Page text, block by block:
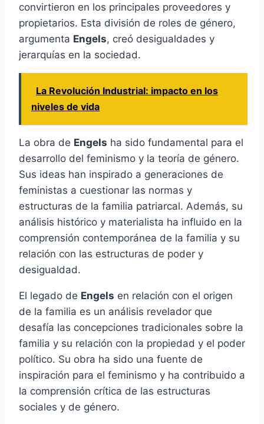
convirtieron en los principales proveedores y
propietarios. Esta división de roles de género,
argumenta Engels, creó desigualdades y
jerarquías en la sociedad.
La Revolución Industrial: impacto en los
niveles de vida
La obra de Engels ha sido fundamental para el
desarrollo del feminismo y la teoría de género.
Sus ideas han inspirado a generaciones de
feministas a cuestionar las normas y
estructuras de la familia patriarcal. Además, su
análisis histórico y materialista ha influido en la
comprensión contemporánea de la familia y su
relación con las estructuras de poder y
desigualdad.
El legado de Engels en relación con el origen
de la familia es un análisis revelador que
desafía las concepciones tradicionales sobre la
familia y su relación con la propiedad y el poder
político. Su obra ha sido una fuente de
inspiración para el feminismo y ha contribuido a
la comprensión crítica de las estructuras
sociales y de género.